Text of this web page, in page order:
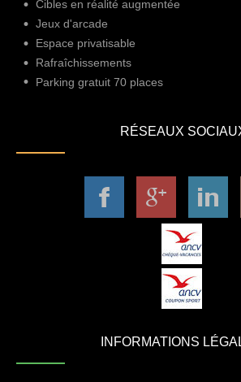
Cibles en réalité augmentée
Jeux d'arcade
Espace privatisable
Rafraîchissements
Parking gratuit 70 places
RÉSEAUX
INFORMATIONS